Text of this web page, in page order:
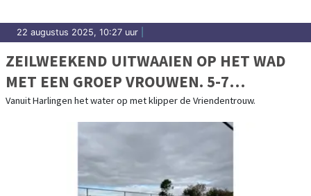
22 augustus 2025, 10:27 uur
ZEILWEEKEND UITWAAIEN OP HET WAD
MET EEN GROEP VROUWEN. 5-7
SEPTEMBER 2025
Vanuit Harlingen het water op met klipper de Vriendentrouw.